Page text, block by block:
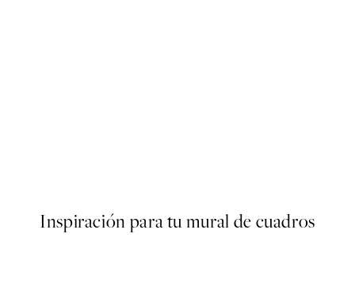
Inspiración para tu mural de cuadros